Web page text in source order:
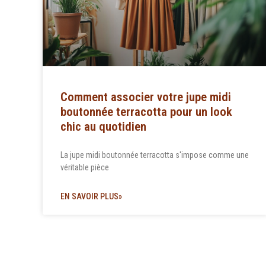
Comment associer votre jupe midi
boutonnée terracotta pour un look
chic au quotidien
La jupe midi boutonnée terracotta s'impose comme une
véritable pièce
EN SAVOIR PLUS»